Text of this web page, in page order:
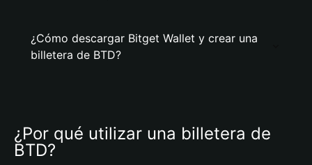
¿Cómo descargar Bitget Wallet y crear una
billetera de BTD?
¿Por qué utilizar una billetera de
BTD?